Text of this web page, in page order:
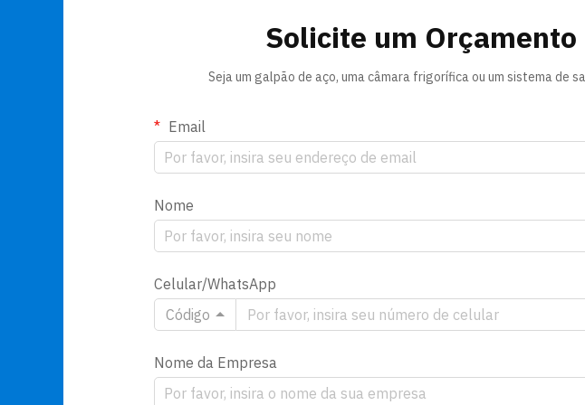
Solicite um
Seja um galpão de aço, uma câmara frigorífica ou um sistema
Email
Nome
Celular/WhatsApp
Código
Nome da Empresa